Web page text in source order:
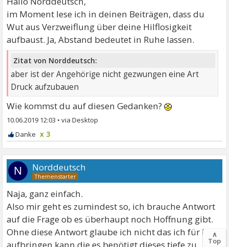
im Moment lese ich in deinen Beiträgen, dass du
Wut aus Verzweiflung über deine Hilflosigkeit
aufbaust. Ja, Abstand bedeutet in Ruhe lassen.
Zitat von Norddeutsch:
aber ist der Angehörige nicht gezwungen eine Art
Druck aufzubauen
Wie kommst du auf diesen Gedanken?
10.06.2019 12:03 •
x 3
N Norddeutsch
Naja, ganz einfach.
Also mir geht es zumindest so, ich brauche Antwort
auf die Frage ob es überhaupt noch Hoffnung gibt.
Ohne diese Antwort glaube ich nicht das ich für Kraft
aufbringen kann die es benötigt dieses tiefe zu
∧
Top